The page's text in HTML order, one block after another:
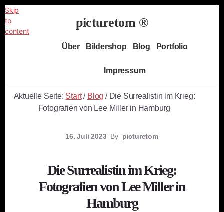
Skip
to
content
picturetom ®
Independent
Über Bildershop Blog Portfolio
Impressum
Aktuelle Seite: Start / Blog /Die Surrealistin im Krieg:
Fotografien von Lee Miller in Hamburg
16. Juli 2023 By picturetom
Die Surrealistin im Krieg:
Fotografien von Lee Miller in
Hamburg